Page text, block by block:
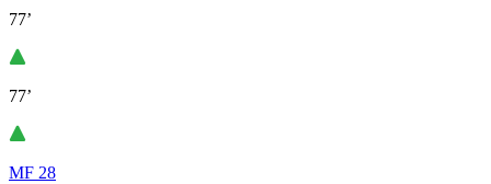
77’
77’
MF 28